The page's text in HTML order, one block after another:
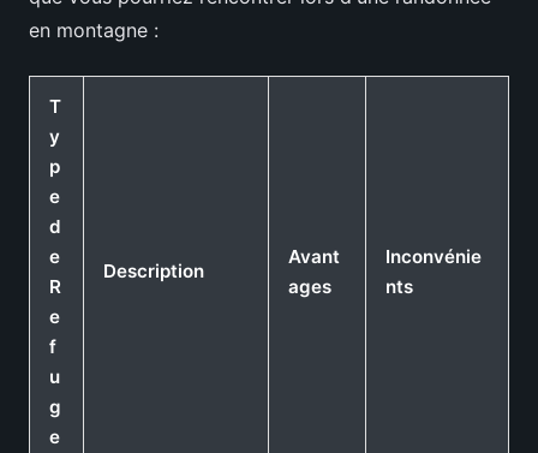
en montagne :
T
y
p
e
d
e
R
e
f
u
g
e
Description
Avant
ages
Inconvénie
nts